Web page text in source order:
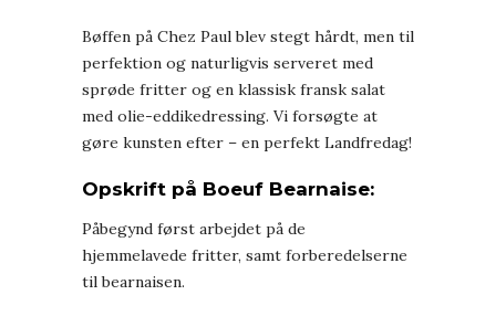
Bøffen på Chez Paul blev stegt hårdt, men til
perfektion og naturligvis serveret med
sprøde fritter og en klassisk fransk salat
med olie-eddikedressing. Vi forsøgte at
gøre kunsten efter – en perfekt Landfredag!
Opskrift på Boeuf Bearnaise:
Påbegynd først arbejdet på de
hjemmelavede fritter, samt forberedelserne
til bearnaisen.